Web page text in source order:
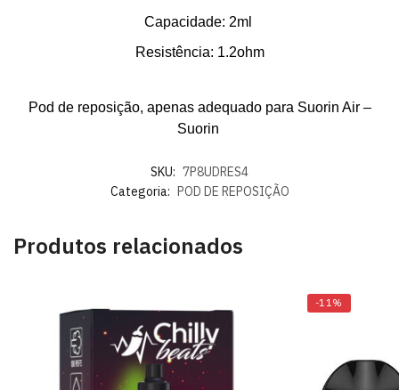
Capacidade: 2ml
Resistência: 1.2ohm
Pod de reposição, apenas adequado para Suorin Air –
Suorin
SKU: 7P8UDRES4
Categoria: POD DE REPOSIÇÃO
Produtos relacionados
-11%